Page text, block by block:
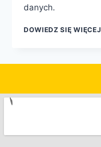
danych.
DOWIEDZ SIĘ WIĘCEJ